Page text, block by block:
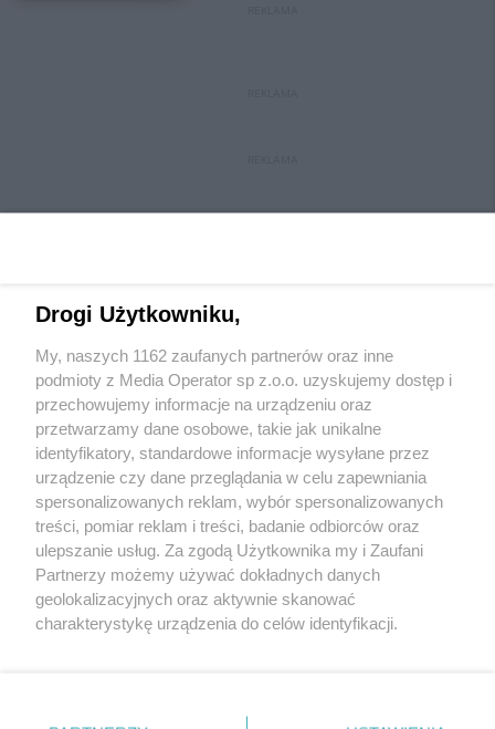
Wydawca mediówlokalnych
Nie zapomnij
zapoznać się z:
polityką prywatności regulamin korzystania z portali
Twojemiasto
Piekary Śląskie
Chorzów
Tarnowskie Góry
Skontakuj sięz nami
Kontakt
Wydawca
Redakcja
Drogi Użytkowniku,
My, naszych 1162 zaufanych partnerów oraz inne
podmioty z Media Operator sp z.o.o. uzyskujemy dostęp i
przechowujemy informacje na urządzeniu oraz
przetwarzamy dane osobowe, takie jak unikalne
identyfikatory, standardowe informacje wysyłane przez
urządzenie czy dane przeglądania w celu zapewniania
spersonalizowanych reklam, wybór spersonalizowanych
treści, pomiar reklam i treści, badanie odbiorców oraz
ulepszanie usług. Za zgodą Użytkownika my i Zaufani
Partnerzy możemy używać dokładnych danych
geolokalizacyjnych oraz aktywnie skanować
charakterystykę urządzenia do celów identyfikacji.
zmienić/wycofać klikając przycisk ustawień prywatności